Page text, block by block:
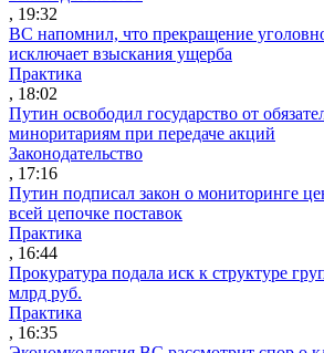
, 19:32
ВС напомнил, что прекращение
исключает взыскания ущерба
Практика
, 18:02
Путин освободил государство от
миноритариям при передаче акций
Законодательство
, 17:16
Путин подписал закон о мониторинге
всей цепочке поставок
Практика
, 16:44
Прокуратура подала иск к структуре
млрд руб.
Практика
, 16:35